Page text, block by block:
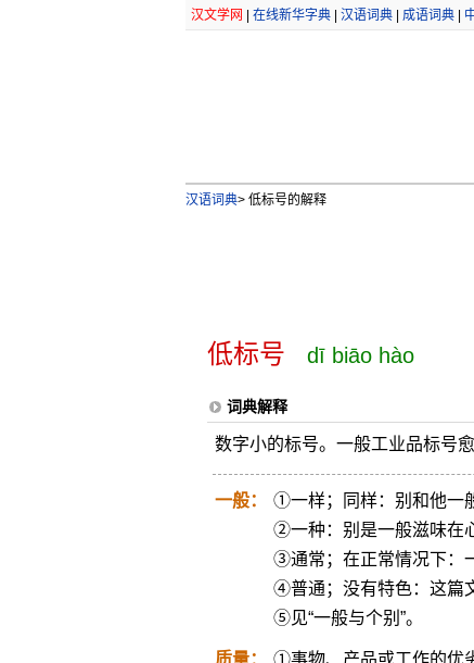
汉文学网 在线新华字典| 汉语词典| 成语词典|
汉语词典>低标号的解释
低标号 dī biāo hào
词典解释
数字小的标号。一般工业品标号
一般：
①一样；同样：别和他一
②一种：别是一般滋味在
③通常；在正常情况下：
④普通；没有特色：这篇
⑤见“一般与个别”。
质量：
①事物、产品或工作的优